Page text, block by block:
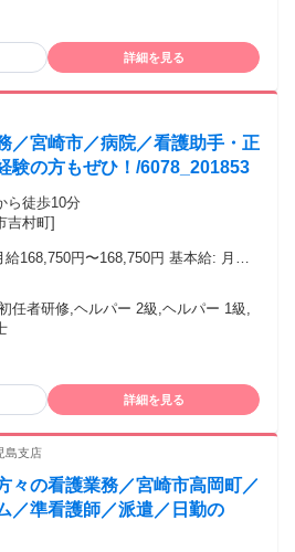
）: 月末締め・翌月15日支払い 銀行
詳細を見る
／宮崎市／病院／看護助手・正
験の方もぜひ！/6078_201853
ら徒歩10分
吉村町]
円〜168,750円 基本給: 月給
細: ※経験を考慮の
あたり1,500円～1,500円（前年度実
任者研修,ヘルパー 2級,ヘルパー 1級,
詳細を見る
島支店
々の看護業務／宮崎市高岡町／
／準看護師／派遣／日勤の